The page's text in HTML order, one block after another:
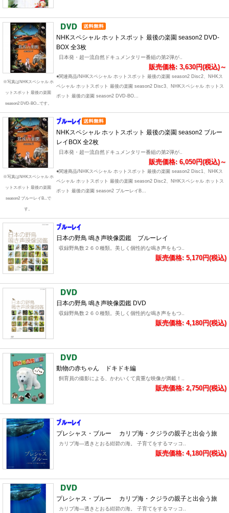
※写真はNHKスペシャル ホ
ットスポット 最後の楽園
season2 DVD-BO...です。
NHKスペシャル ホットスポット 最後の楽園 season2 DVD-
BOX 全3枚
日本発・超一流自然ドキュメンタリー番組の第2弾が..
販売価格: 3,630円(税込)～
●関連商品/NHKスペシャル ホットスポット 最後の楽園 season2 Disc2、NHKス
ペシャル ホットスポット 最後の楽園 season2 Disc3、NHKスペシャル ホットス
ポット 最後の楽園 season2 DVD-BO...
※写真はNHKスペシャル ホ
ットスポット 最後の楽園
season2 ブルーレイB...で
す。
NHKスペシャル ホットスポット 最後の楽園 season2 ブルー
レイBOX 全2枚
日本発・超一流自然ドキュメンタリー番組の第2弾が..
販売価格: 6,050円(税込)～
●関連商品/NHKスペシャル ホットスポット 最後の楽園 season2 Disc1、NHKス
ペシャル ホットスポット 最後の楽園 season2 Disc2、NHKスペシャル ホットス
ポット 最後の楽園 season2 ブルーレイB...
日本の野鳥 鳴き声映像図鑑 ブルーレイ
収録野鳥数２６０種類。美しく個性的な鳴き声をもつ..
販売価格: 5,170円(税込)
日本の野鳥 鳴き声映像図鑑 DVD
収録野鳥数２６０種類。美しく個性的な鳴き声をもつ..
販売価格: 4,180円(税込)
動物の赤ちゃん ドキドキ編
飼育員の撮影による、かわいくて貴重な映像が満載！..
販売価格: 2,750円(税込)
プレシャス・ブルー カリブ海・クジラの親子と出会う旅
カリブ海―透きとおる紺碧の海。 子育てをするマッコ..
販売価格: 4,180円(税込)
プレシャス・ブルー カリブ海・クジラの親子と出会う旅
カリブ海―透きとおる紺碧の海。 子育てをするマッコ..